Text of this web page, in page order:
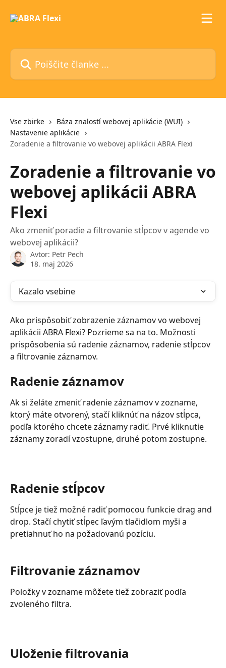
Poiščite članke ...
Vse zbirke
Báza znalostí webovej aplikácie (WUI)
Nastavenie aplikácie
Zoradenie a filtrovanie vo webovej aplikácii ABRA Flexi
Zoradenie a filtrovanie vo
webovej aplikácii ABRA
Flexi
Ako zmeniť poradie a filtrovanie stĺpcov v agende vo
webovej aplikácii?
Avtor: Petr Pech
18. maj 2026
Kazalo vsebine
Ako prispôsobiť zobrazenie záznamov vo webovej
aplikácii ABRA Flexi? Pozrieme sa na to. Možnosti
prispôsobenia sú radenie záznamov, radenie stĺpcov
a filtrovanie záznamov.
Radenie záznamov
Ak si želáte zmeniť radenie záznamov v zozname,
ktorý máte otvorený, stačí kliknúť na názov stĺpca,
podľa ktorého chcete záznamy radiť. Prvé kliknutie
záznamy zoradí vzostupne, druhé potom zostupne.
Radenie stĺpcov
Stĺpce je tiež možné radiť pomocou funkcie drag and
drop. Stačí chytiť stĺpec ľavým tlačidlom myši a
pretiahnuť ho na požadovanú pozíciu.
Filtrovanie záznamov
Položky v zozname môžete tiež zobraziť podľa
zvoleného filtra.
Uloženie filtrovania